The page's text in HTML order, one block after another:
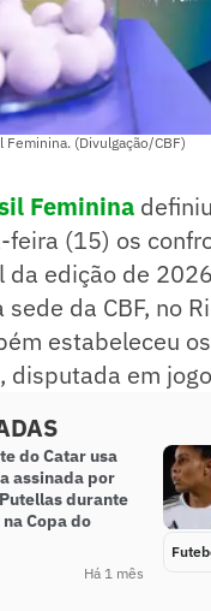
Feminina. (Divulgação/CBF)
Feminina
feira (15) os
da edição de
da CBF, no
estabeleceu
disputada em
do Catar usa
assinada por
durante
Copa do
Há 1 mês